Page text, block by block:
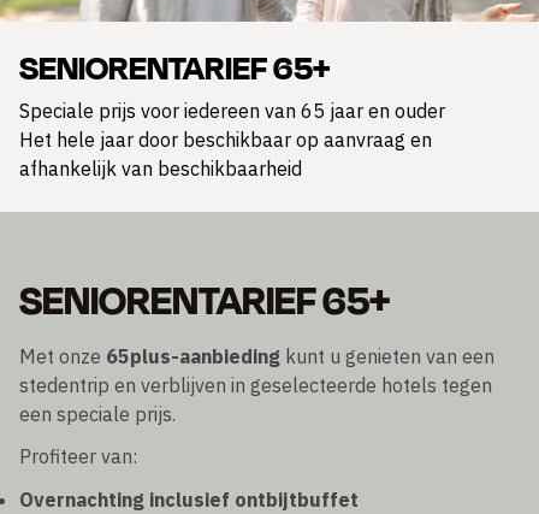
SENIORENTARIEF 65+
Speciale prijs voor iedereen van 65 jaar en ouder
Het hele jaar door beschikbaar op aanvraag en
afhankelijk van beschikbaarheid
SENIORENTARIEF 65+
Met onze 65plus-aanbieding kunt u genieten van een
stedentrip en verblijven in geselecteerde hotels tegen
een speciale prijs.
Profiteer van:
Overnachting inclusief ontbijtbuffet